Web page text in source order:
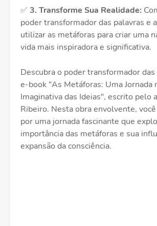
✅ 3. Transforme Sua Realidade:
poder transformador das palavras e
utilizar as metáforas para criar uma
vida mais inspiradora e significativa.
Descubra o poder transformador
e-book "As Metáforas: Uma Jornada
Imaginativa das Ideias", escrito pelo
Ribeiro. Nesta obra envolvente,
por uma jornada fascinante que
importância das metáforas e sua
expansão da consciência.